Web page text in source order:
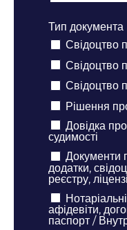
Тип документа
Свідоцтво
Свідоцтво
Свідоцтво
Рішення
Довідка про
судимості
Документи
додатки,
реєстру,
афідевіти,
паспорт /